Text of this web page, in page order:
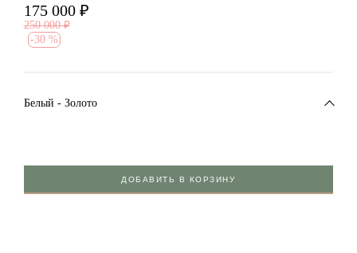
175 000 ₽
250 000 ₽
-30 %
Белый - Золото
ДОБАВИТЬ В КОРЗИНУ